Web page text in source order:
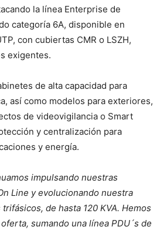
la línea Enterprise de
categoría 6A, disponible en
con cubiertas CMR o LSZH,
exigentes.
de alta capacidad para
así como modelos para exteriores,
de videovigilancia o Smart
y centralización para
y energía.
impulsando nuestras
Line y evolucionando nuestra
de hasta 120 KVA. Hemos
sumando una línea PDU´s de